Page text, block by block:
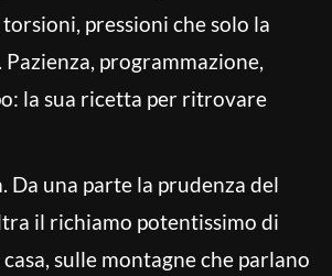
pressioni che solo la
Pazienza, programmazione,
la sua ricetta per ritrovare
Da una parte la prudenza del
il richiamo potentissimo di
sulle montagne che parlano